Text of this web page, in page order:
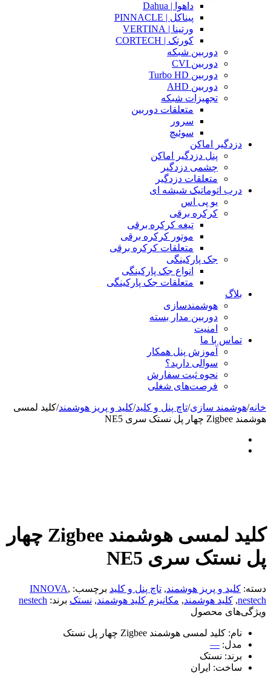
داهوا | Dahua
پیناکل | PINNACLE
ورتینا | VERTINA
کورتک | CORTECH
دوربین شبکه
دوربین CVI
دوربین Turbo HD
دوربین AHD
تجهیزات شبکه
متعلقات دوربین
سرور
سوئیچ
دزدگیر اماکن
پنل دزدگیر اماکن
چشمی دزدگیر
متعلقات دزدگیر
درب اتوماتیک شیشه ای
یو پی اس
کرکره برقی
تیغه کرکره برقی
موتور کرکره برقی
متعلقات کرکره برقی
جک پارکینگی
انواع جک پارکینگی
متعلقات جک پارکینگی
بلاگ
هوشمندسازی
دوربین مدار بسته
امنیت
تماس با ما
آموزش پنل همکار
سوالی دارید؟
نحوه ثبت سفارش
فرصت‌های شغلی
خانه/هوشمند سازی/تاچ پنل و کلید/کلید و پریز هوشمند/کلید لمسی
هوشمند Zigbee چهار پل نستک سری NE5
کلید لمسی هوشمند Zigbee چهار
پل نستک سری NE5
دسته: کلید و پریز هوشمند, تاچ پنل و کلید برچسب: INNOVA,
nestech
, کلید هوشمند, مکانیزم‌‌ کلید هوشمند, نستک برند: nestech
ویژگی‌های محصول
نام: کلید لمسی هوشمند Zigbee چهار پل نستک
مدل: —
برند: نستک
ساخت: ایران